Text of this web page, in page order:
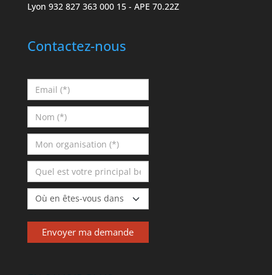
Lyon 932 827 363 000 15 - APE 70.22Z
Contactez-nous